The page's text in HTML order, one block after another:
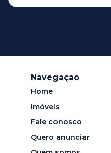
Navegação
Home
Imóveis
Fale conosco
Quero anunciar